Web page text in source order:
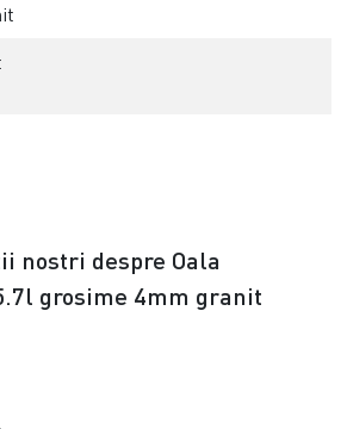
nostri despre Oala
grosime 4mm granit